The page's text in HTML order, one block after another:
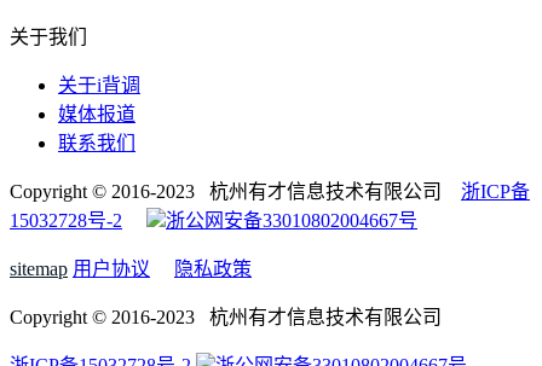
关于我们
关于i背调
媒体报道
联系我们
Copyright © 2016-2023 杭州有才信息技术有限公司 浙ICP备
15032728号-2
浙公网安备33010802004667号
sitemap 用户协议 隐私政策
Copyright © 2016-2023 杭州有才信息技术有限公司